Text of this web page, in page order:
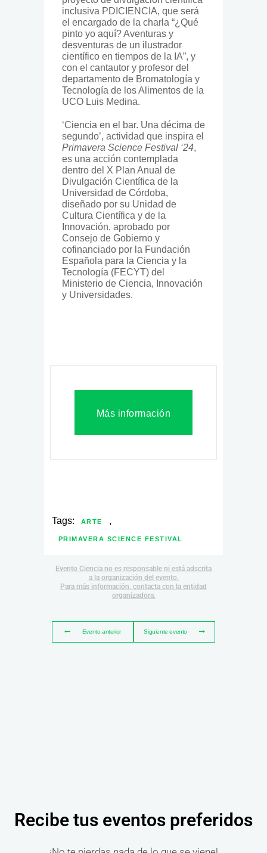
inclusiva PDICIENCIA, que será
el encargado de la charla “¿Qué
pinto yo aquí? Aventuras y
desventuras de un ilustrador
científico en tiempos de la IA”, y
con el cantautor y profesor del
departamento de Bromatología y
Tecnología de los Alimentos de la
UCO Luis Medina.
‘Ciencia en el bar. Una décima de
segundo’, actividad que inspira el
Primavera Science Festival ‘24,
es una acción contemplada
dentro del X Plan Anual de
Divulgación Científica de la
Universidad de Córdoba,
diseñado por su Unidad de
Cultura Científica y de la
Innovación, aprobado por
Consejo de Gobierno y
cofinanciado por la Fundación
Española para la Ciencia y la
Tecnología (FECYT) del
Ministerio de Ciencia, Innovación
y Universidades.
Más información
Tags: ARTE ,
PRIMAVERA SCIENCE FESTIVAL
Evento Ciencia no es responsable ni está adscrita
a la organización del evento.
Para más información, contacta con la entidad
organizadora.
Evento anterior Siguiente evento
Recibe tus eventos preferidos